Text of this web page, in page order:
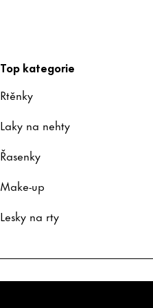
Top kategorie
Rtěnky
Laky na nehty
Řasenky
Make-up
Lesky na rty